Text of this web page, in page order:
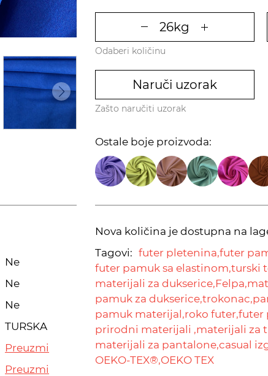
Odaberi količinu
Naruči uzorak
Zašto naručiti uzorak
Ostale boje proizvoda:
Ne
Ne
Ne
TURSKA
Preuzmi
Preuzmi
Nova količina je dostupna na
Tagovi: futer pletenina,futer
futer pamuk sa elastinom,turski
materijali za dukserice,Felpa,
pamuk za dukserice,trokonac,
pamuk materijal,roko futer,futer
prirodni materijali ,materijali za
materijali za pantalone,casual
OEKO-TEX®,OEKO TEX